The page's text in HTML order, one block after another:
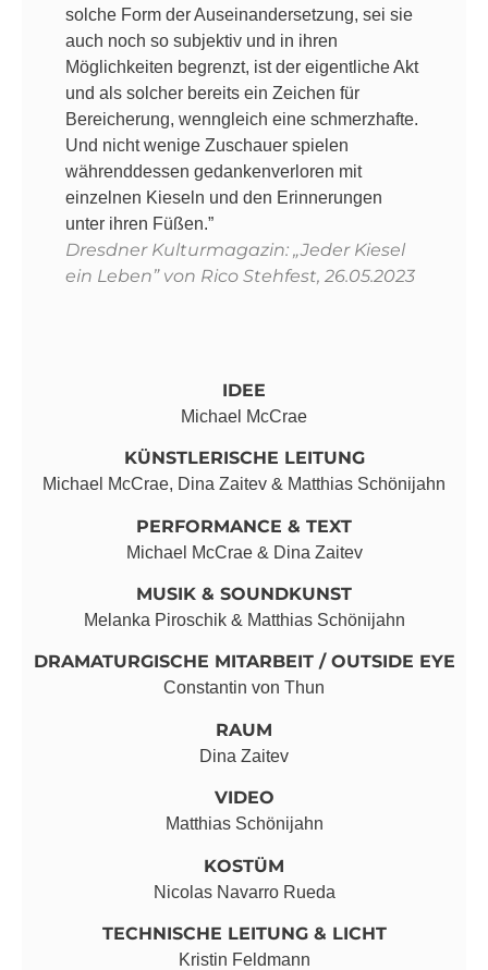
solche Form der Auseinandersetzung, sei sie
auch noch so subjektiv und in ihren
Möglichkeiten begrenzt, ist der eigentliche Akt
und als solcher bereits ein Zeichen für
Bereicherung, wenngleich eine schmerzhafte.
Und nicht wenige Zuschauer spielen
währenddessen gedankenverloren mit
einzelnen Kieseln und den Erinnerungen
unter ihren Füßen.”
Dresdner Kulturmagazin: „Jeder Kiesel
ein Leben” von Rico Stehfest, 26.05.2023
IDEE
Michael McCrae
KÜNSTLERISCHE LEITUNG
Michael McCrae, Dina Zaitev & Matthias Schönijahn
PERFORMANCE & TEXT
Michael McCrae & Dina Zaitev
MUSIK & SOUNDKUNST
Melanka Piroschik & Matthias Schönijahn
DRAMATURGISCHE MITARBEIT / OUTSIDE EYE
Constantin von Thun
RAUM
Dina Zaitev
VIDEO
Matthias Schönijahn
KOSTÜM
Nicolas Navarro Rueda
TECHNISCHE LEITUNG & LICHT
Kristin Feldmann